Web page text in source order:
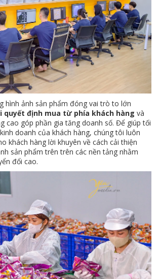
hình ảnh sản phẩm đóng vai trò to lớn
quyết định mua từ phía khách hàng và
cao góp phần gia tăng doanh số. Để giúp tối
doanh của khách hàng, chúng tôi luôn
khách hàng lời khuyên về cách cải thiện
sản phẩm trên trên các nền tảng nhằm
đổi cao.